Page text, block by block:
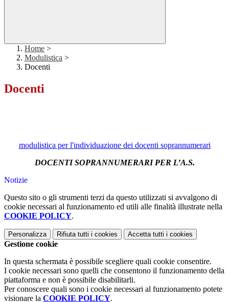
Home >
Modulistica >
Docenti
Docenti
modulistica per l'individuazione dei docenti soprannumerari
DOCENTI SOPRANNUMERARI PER L’A.S.
Notizie
Questo sito o gli strumenti terzi da questo utilizzati si avvalgono di
cookie necessari al funzionamento ed utili alle finalità illustrate nella
COOKIE POLICY.
Personalizza Rifiuta tutti i cookies Accetta tutti i cookies
Gestione cookie
In questa schermata è possibile scegliere quali cookie consentire.
I cookie necessari sono quelli che consentono il funzionamento della
piattaforma e non è possibile disabilitarli.
Per conoscere quali sono i cookie necessari al funzionamento potete
visionare la COOKIE POLICY.